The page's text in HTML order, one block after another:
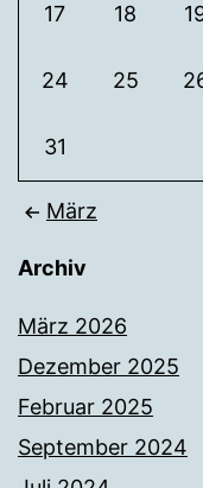
17 18
24 25
31
März
Archiv
März 2026
Dezember 2025
Februar 2025
September 2024